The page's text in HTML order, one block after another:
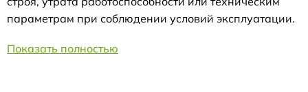
параметрам при соблюдении условий эксплуатации.
Показать полностью